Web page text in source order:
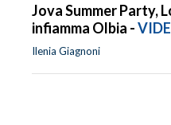
Jova Summer Party,
infiamma Olbia -
Ilenia Giagnoni